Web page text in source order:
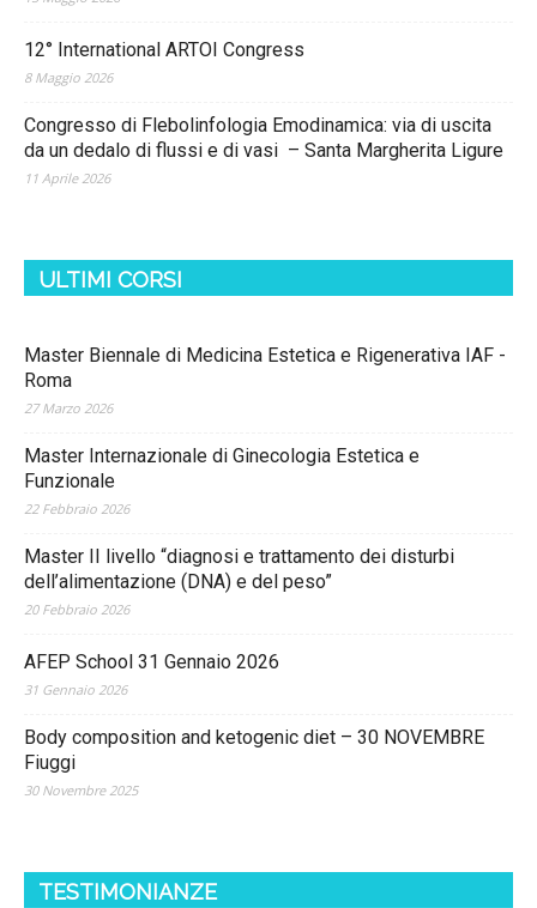
12° International ARTOI Congress
8 Maggio 2026
Congresso di Flebolinfologia Emodinamica: via di uscita
da un dedalo di flussi e di vasi – Santa Margherita Ligure
11 Aprile 2026
ULTIMI CORSI
Master Biennale di Medicina Estetica e Rigenerativa IAF -
Roma
27 Marzo 2026
Master Internazionale di Ginecologia Estetica e
Funzionale
22 Febbraio 2026
Master II livello “diagnosi e trattamento dei disturbi
dell’alimentazione (DNA) e del peso”
20 Febbraio 2026
AFEP School 31 Gennaio 2026
31 Gennaio 2026
Body composition and ketogenic diet – 30 NOVEMBRE
Fiuggi
30 Novembre 2025
TESTIMONIANZE